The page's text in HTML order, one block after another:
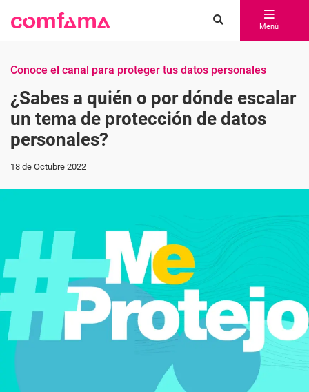
Menú
Conoce el canal para proteger tus datos personales
¿Sabes a quién o por dónde escalar
un tema de protección de datos
personales?
18 de Octubre 2022